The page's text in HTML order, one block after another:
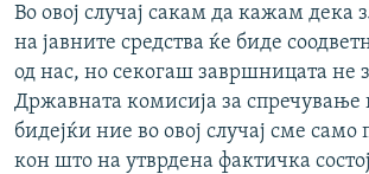
Во овој случај сакам да кажам дека
на јавните средства ќе биде
од нас, но секогаш завршницата не
Државната комисија за спречување
бидејќи ние во овој случај сме само
кон што на утврдена фактичка